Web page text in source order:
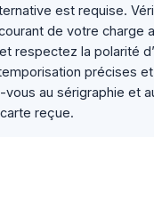
est requise.
de votre charge
respectez la polarité
précises
au sérigraphie et
reçue.